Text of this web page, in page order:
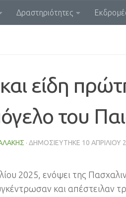
Δραστηριότητες
είδη
του
· ΔΗΜΟΣΙΕΎΤΗΚΕ 10 ΑΠΡΙΛΊΟΥ
2025, ενόψει της
και απέστειλαν